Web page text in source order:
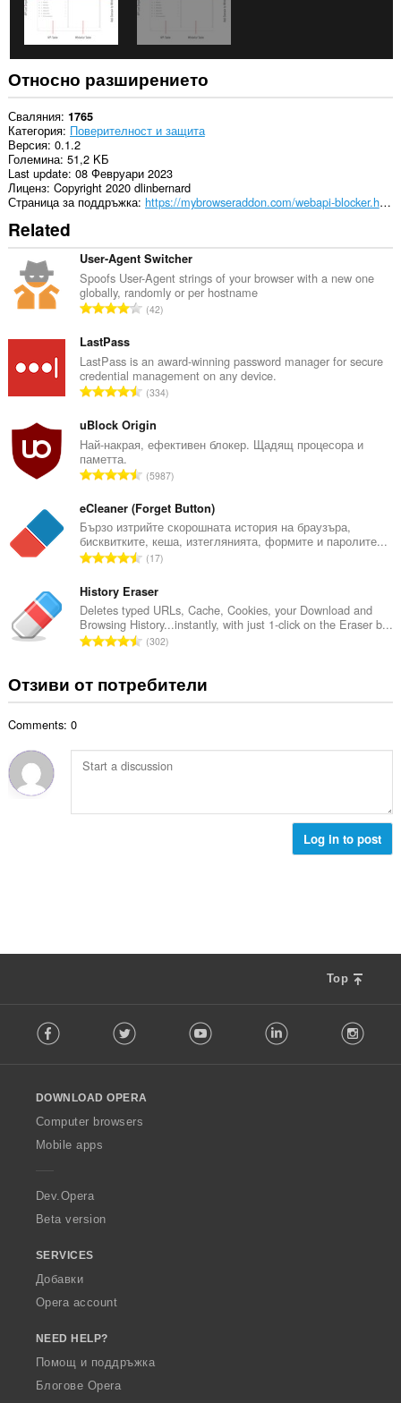
сърфиране.
Относно разширението
Сваляния 1765
Категория Поверителност и защита
Версия 0.1.2
Големина 51,2 KБ
Last update 08 Февруари 2023
Лиценз Copyright 2020 dlinbernard
Страница за поддръжка
https://mybrowseraddon.com/webapi-blocker.html
Related
User-Agent Switcher
Spoofs User-Agent strings of your browser with a new one
globally, randomly or per hostname
О
б
р
о
о
ц
е
н
к
и
:
42
LastPass
LastPass is an award-winning password manager for secure
credential management on any device.
О
щ
б
о
о
ц
е
н
к
и
:
334
uBlock Origin
Най-накрая, ефективен блокер. Щадящ процесора и
паметта.
О
щ
б
р
о
о
ц
е
н
и
:
5987
eCleaner (Forget Button)
Бързо изтрийте скорошната история на браузъра,
бисквитките, кеша, изтеглянията, формите и паролите...
О
щ
б
р
о
о
ц
к
и
17
History Eraser
Deletes typed URLs, Cache, Cookies, your Download and
Browsing History...instantly, with just 1-click on the Eraser b...
О
щ
б
й
о
н
302
Отзиви от потребители
Comments: 0
Log in to post
Top
o
w
O
p
a
Facebook Twitter Youtube LinkedIn
DOWNLOAD OPERA
Computer browsers
Mobile apps
Dev.Opera
Beta version
SERVICES
Добавки
Opera account
NEED HELP?
Помощ и поддръжка
Блогове Opera